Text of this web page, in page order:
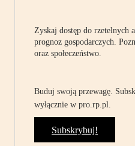
Zyskaj dostęp do rzetelnych
prognoz gospodarczych.
oraz społeczeństwo.
Buduj swoją przewagę.
wyłącznie w pro.rp.pl.
Subskrybuj!